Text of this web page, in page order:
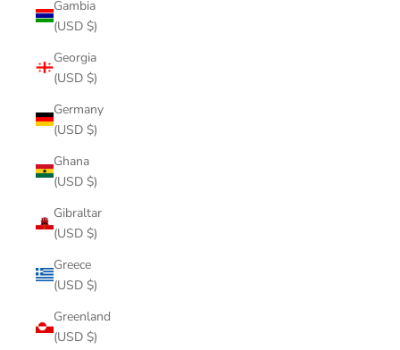
Gambia
(USD $)
Georgia
(USD $)
Germany
(USD $)
Ghana
(USD $)
Gibraltar
(USD $)
Greece
(USD $)
Greenland
(USD $)